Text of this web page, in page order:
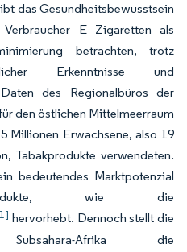
das Gesundheitsbewusstsein
E Zigaretten als
betrachten, trotz
Erkenntnisse und
des Regionalbüros der
den östlichen Mittelmeerraum
Millionen Erwachsene, also 19
Tabakprodukte verwendeten.
bedeutendes Marktpotenzial
wie die
hervorhebt. Dennoch stellt die
Afrika die